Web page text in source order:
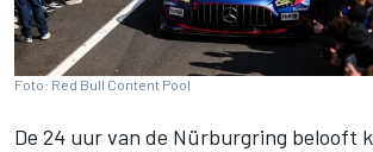
Foto: Red Bull Content Pool
De 24 uur van de Nürburgring belooft